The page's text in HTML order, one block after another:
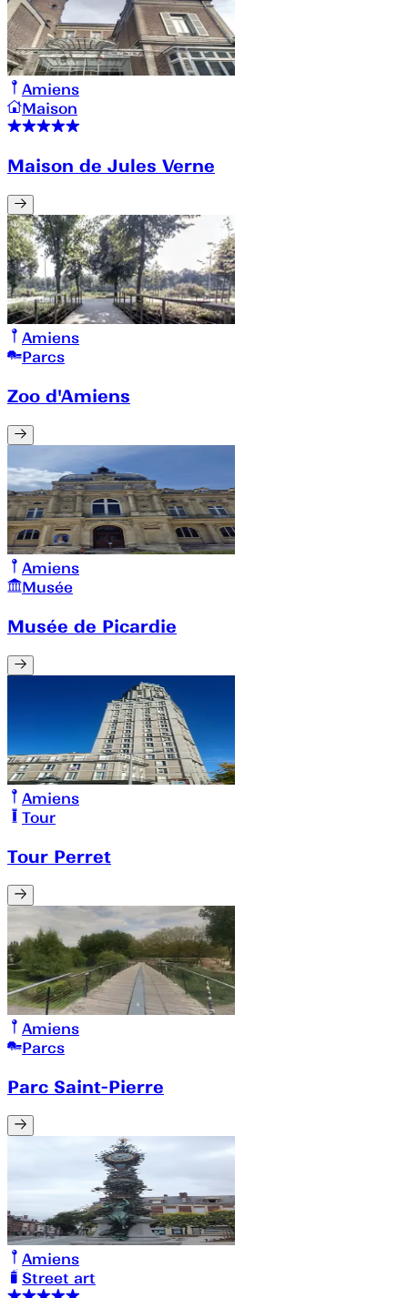
Amiens
Maison
Maison de Jules Verne
Amiens
Parcs
Zoo d'Amiens
Amiens
Musée
Musée de Picardie
Amiens
Tour
Tour Perret
Amiens
Parcs
Parc Saint-Pierre
Amiens
Street art